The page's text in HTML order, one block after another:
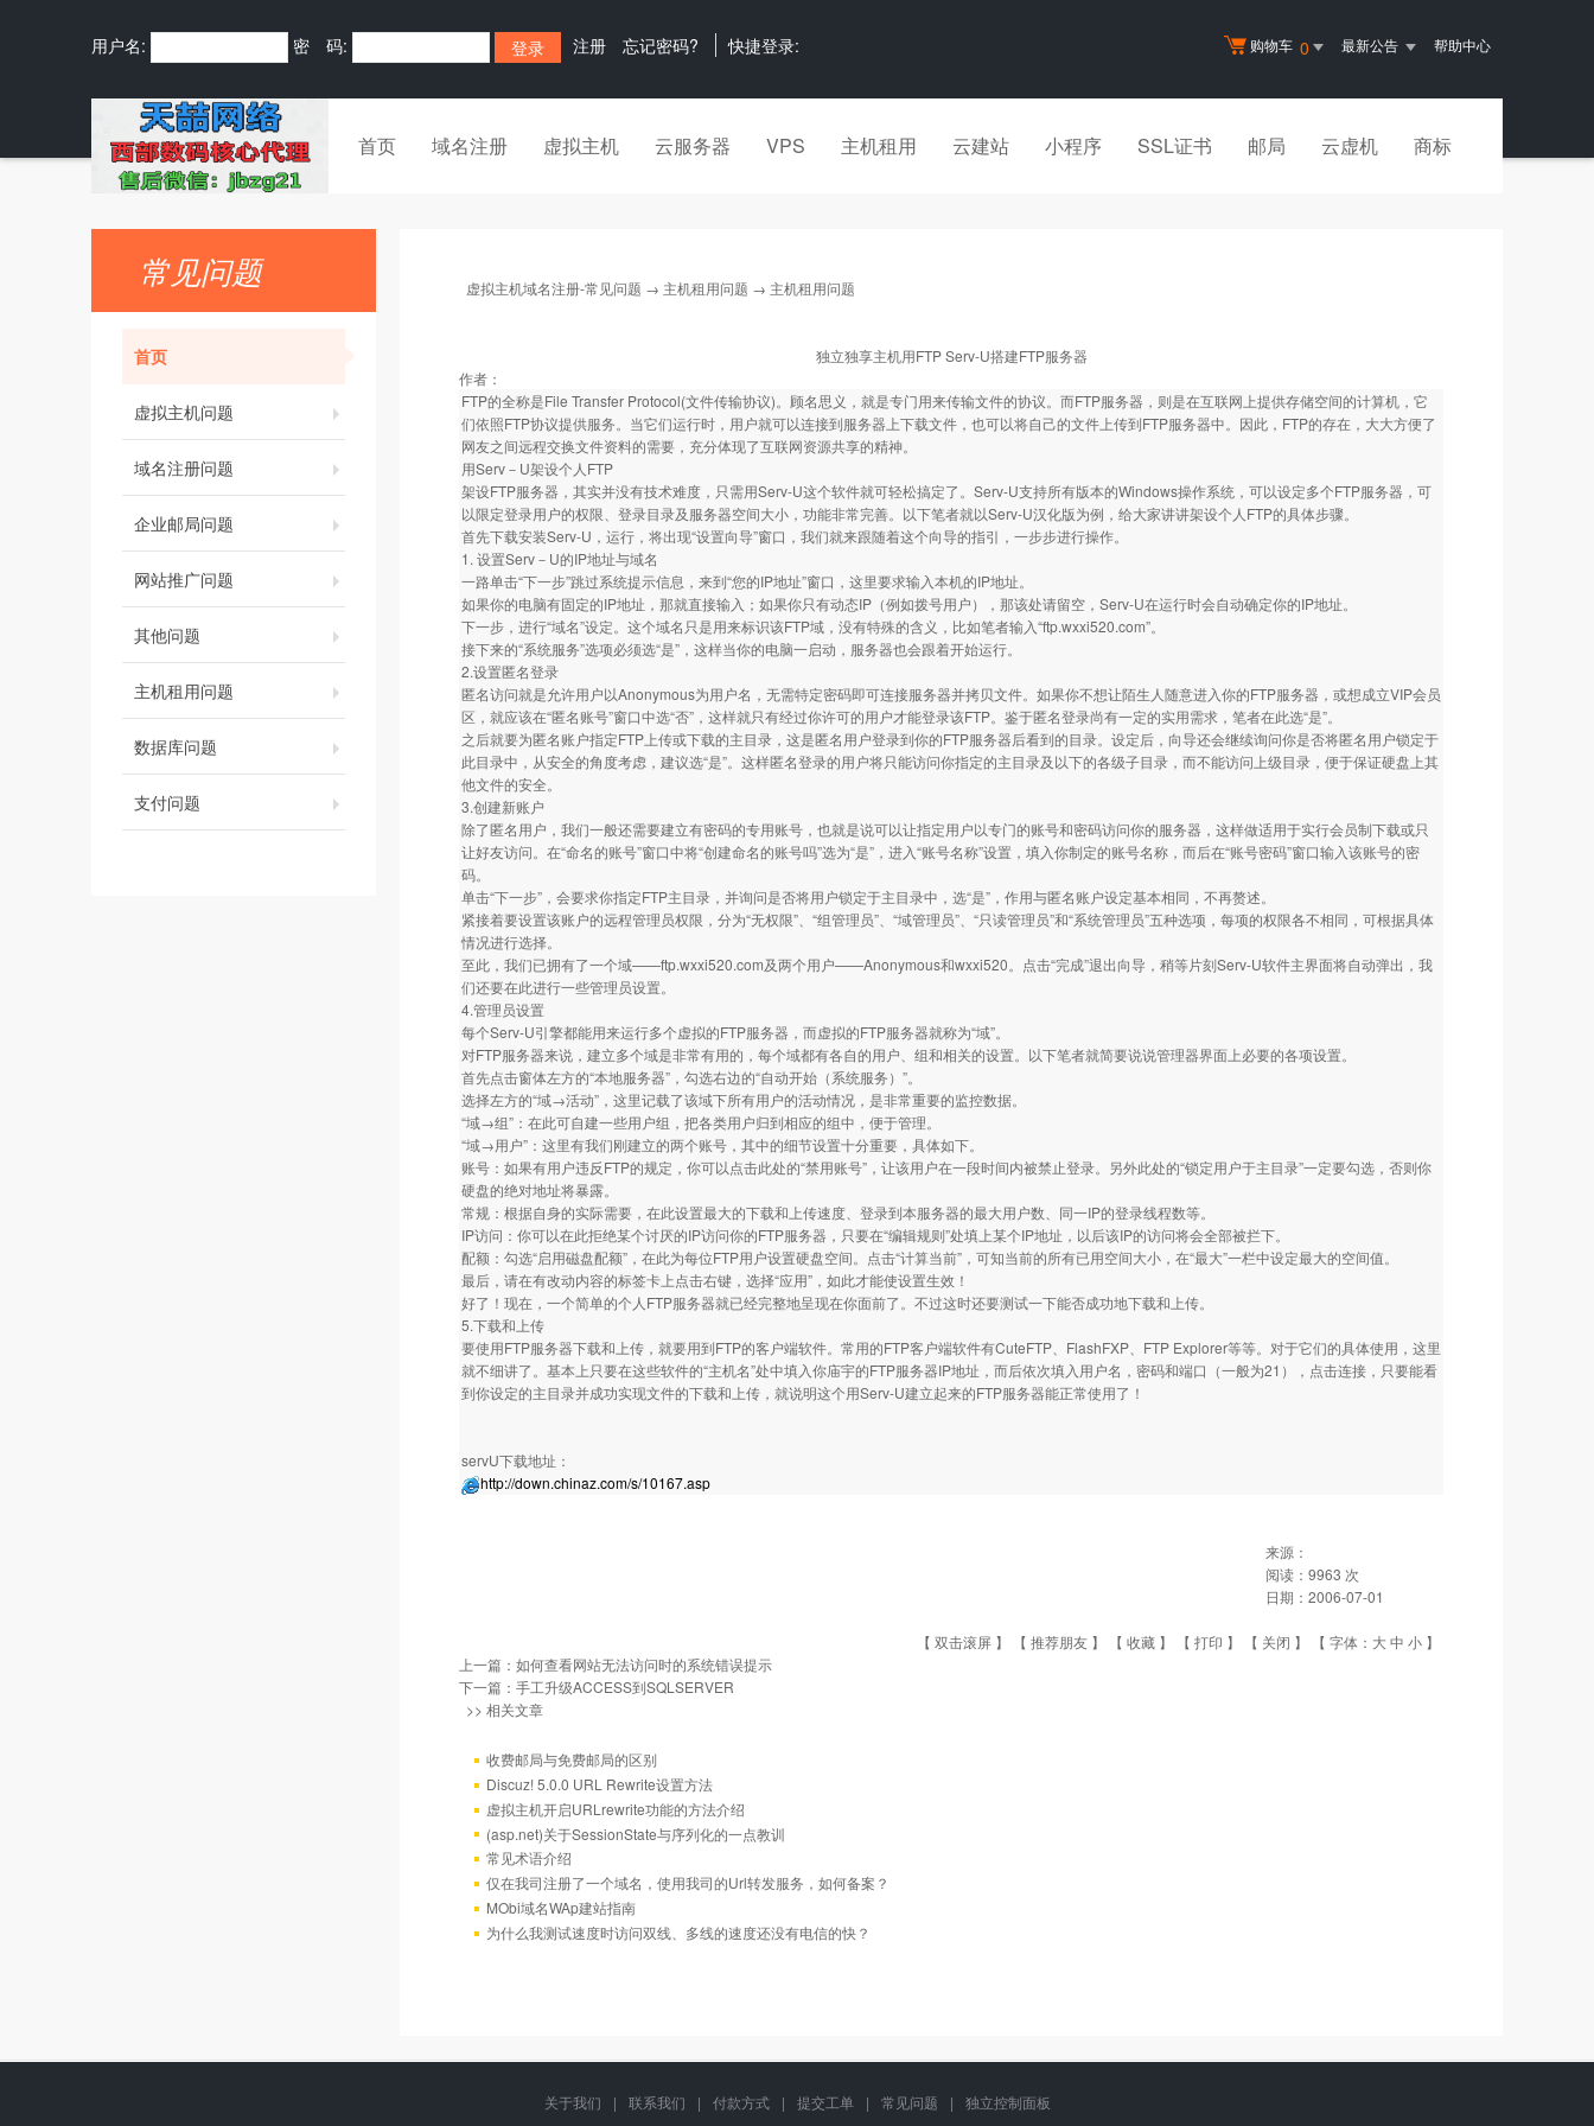
购物车 0 最新公告 帮助中心
用户名: 密 码: 注册 忘记密码? 快捷登录:
首页 域名注册 虚拟主机 云服务器 VPS 主机租用 云建站 小程序 SSL证书 邮局 云虚机 商标
常见问题
首页
虚拟主机问题
域名注册问题
企业邮局问题
网站推广问题
其他问题
主机租用问题
数据库问题
支付问题
虚拟主机域名注册-常见问题 → 主机租用问题 → 主机租用问题
独立独享主机用FTP Serv-U搭建FTP服务器
作者：
FTP的全称是File Transfer Protocol(文件传输协议)。顾名思义，就是专门用来传输文件的协议。而FTP服务器，则是在互联网上提供存储空间的计算机，它
们依照FTP协议提供服务。当它们运行时，用户就可以连接到服务器上下载文件，也可以将自己的文件上传到FTP服务器中。因此，FTP的存在，大大方便了
网友之间远程交换文件资料的需要，充分体现了互联网资源共享的精神。
用Serv－U架设个人FTP
架设FTP服务器，其实并没有技术难度，只需用Serv-U这个软件就可轻松搞定了。Serv-U支持所有版本的Windows操作系统，可以设定多个FTP服务器，可
以限定登录用户的权限、登录目录及服务器空间大小，功能非常完善。以下笔者就以Serv-U汉化版为例，给大家讲讲架设个人FTP的具体步骤。
首先下载安装Serv-U，运行，将出现“设置向导”窗口，我们就来跟随着这个向导的指引，一步步进行操作。
1. 设置Serv－U的IP地址与域名
一路单击“下一步”跳过系统提示信息，来到“您的IP地址”窗口，这里要求输入本机的IP地址。
如果你的电脑有固定的IP地址，那就直接输入；如果你只有动态IP（例如拨号用户），那该处请留空，Serv-U在运行时会自动确定你的IP地址。
下一步，进行“域名”设定。这个域名只是用来标识该FTP域，没有特殊的含义，比如笔者输入“ftp.wxxi520.com”。
接下来的“系统服务”选项必须选“是”，这样当你的电脑一启动，服务器也会跟着开始运行。
2.设置匿名登录
匿名访问就是允许用户以Anonymous为用户名，无需特定密码即可连接服务器并拷贝文件。如果你不想让陌生人随意进入你的FTP服务器，或想成立VIP会员
区，就应该在“匿名账号”窗口中选“否”，这样就只有经过你许可的用户才能登录该FTP。鉴于匿名登录尚有一定的实用需求，笔者在此选“是”。
之后就要为匿名账户指定FTP上传或下载的主目录，这是匿名用户登录到你的FTP服务器后看到的目录。设定后，向导还会继续询问你是否将匿名用户锁定于
此目录中，从安全的角度考虑，建议选“是”。这样匿名登录的用户将只能访问你指定的主目录及以下的各级子目录，而不能访问上级目录，便于保证硬盘上其
他文件的安全。
3.创建新账户
除了匿名用户，我们一般还需要建立有密码的专用账号，也就是说可以让指定用户以专门的账号和密码访问你的服务器，这样做适用于实行会员制下载或只
让好友访问。在“命名的账号”窗口中将“创建命名的账号吗”选为“是”，进入“账号名称”设置，填入你制定的账号名称，而后在“账号密码”窗口输入该账号的密
码。
单击“下一步”，会要求你指定FTP主目录，并询问是否将用户锁定于主目录中，选“是”，作用与匿名账户设定基本相同，不再赘述。
紧接着要设置该账户的远程管理员权限，分为“无权限”、“组管理员”、“域管理员”、“只读管理员”和“系统管理员”五种选项，每项的权限各不相同，可根据具体
情况进行选择。
至此，我们已拥有了一个域——ftp.wxxi520.com及两个用户——Anonymous和wxxi520。点击“完成”退出向导，稍等片刻Serv-U软件主界面将自动弹出，我
们还要在此进行一些管理员设置。
4.管理员设置
每个Serv-U引擎都能用来运行多个虚拟的FTP服务器，而虚拟的FTP服务器就称为“域”。
对FTP服务器来说，建立多个域是非常有用的，每个域都有各自的用户、组和相关的设置。以下笔者就简要说说管理器界面上必要的各项设置。
首先点击窗体左方的“本地服务器”，勾选右边的“自动开始（系统服务）”。
选择左方的“域→活动”，这里记载了该域下所有用户的活动情况，是非常重要的监控数据。
“域→组”：在此可自建一些用户组，把各类用户归到相应的组中，便于管理。
“域→用户”：这里有我们刚建立的两个账号，其中的细节设置十分重要，具体如下。
账号：如果有用户违反FTP的规定，你可以点击此处的“禁用账号”，让该用户在一段时间内被禁止登录。另外此处的“锁定用户于主目录”一定要勾选，否则你
硬盘的绝对地址将暴露。
常规：根据自身的实际需要，在此设置最大的下载和上传速度、登录到本服务器的最大用户数、同一IP的登录线程数等。
IP访问：你可以在此拒绝某个讨厌的IP访问你的FTP服务器，只要在“编辑规则”处填上某个IP地址，以后该IP的访问将会全部被拦下。
配额：勾选“启用磁盘配额”，在此为每位FTP用户设置硬盘空间。点击“计算当前”，可知当前的所有已用空间大小，在“最大”一栏中设定最大的空间值。
最后，请在有改动内容的标签卡上点击右键，选择“应用”，如此才能使设置生效！
好了！现在，一个简单的个人FTP服务器就已经完整地呈现在你面前了。不过这时还要测试一下能否成功地下载和上传。
5.下载和上传
要使用FTP服务器下载和上传，就要用到FTP的客户端软件。常用的FTP客户端软件有CuteFTP、FlashFXP、FTP Explorer等等。对于它们的具体使用，这里
就不细讲了。基本上只要在这些软件的“主机名”处中填入你庙宇的FTP服务器IP地址，而后依次填入用户名，密码和端口（一般为21），点击连接，只要能看
到你设定的主目录并成功实现文件的下载和上传，就说明这个用Serv-U建立起来的FTP服务器能正常使用了！
servU下载地址：
http://down.chinaz.com/s/10167.asp
来源：
阅读： 9963 次
日期： 2006-07-01
【 双击滚屏 】 【 推荐朋友 】 【 收藏 】 【 打印 】 【 关闭 】 【 字体： 大中 小 】
上一篇： 如何查看网站无法访问时的系统错误提示
下一篇： 手工升级ACCESS到SQLSERVER
>> 相关文章
收费邮局与免费邮局的区别
Discuz! 5.0.0 URL Rewrite设置方法
虚拟主机开启URLrewrite功能的方法介绍
(asp.net)关于SessionState与序列化的一点教训
常见术语介绍
仅在我司注册了一个域名，使用我司的Url转发服务，如何备案？
MObi域名WAp建站指南
为什么我测试速度时访问双线、多线的速度还没有电信的快？
关于我们 | 联系我们 | 付款方式 | 提交工单 | 常见问题 |
独立控制面板